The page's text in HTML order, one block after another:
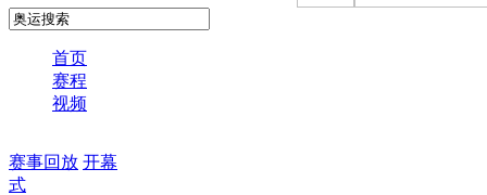
首页
赛程
视频
赛事回放 开幕
式